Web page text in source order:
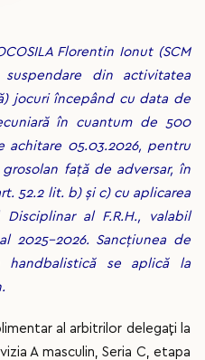
Florentin Ionut (SCM
din activitatea
jocuri începând cu data de
în cuantum de 500
05.03.2026, pentru
față de adversar, în
52.2 lit. b) și c) cu aplicarea
al F.R.H., valabil
2025-2026. Sancțiunea de
handbalistică se aplică la
al arbitrilor delegați la
A masculin, Seria C, etapa